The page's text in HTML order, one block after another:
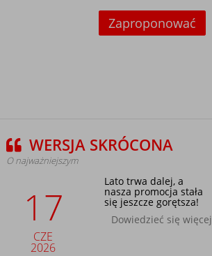
Zaproponować
WERSJA SKRÓCONA
O najważniejszym
17
CZE
2026
Lato trwa dalej, a
nasza promocja stała
się jeszcze gorętsza!
Dowiedzieć się więcej